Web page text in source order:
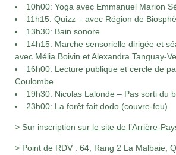
10h00: Yoga avec Emmanuel Marion
11h15: Quizz – avec Région de
13h30: Bain sonore
14h15: Marche sensorielle dirigée et
avec Mélia Boivin et Alexandra Tanguay-
16h00: Lecture publique et cercle de
Coulombe
19h30: Nicolas Lalonde – Pas sorti du
23h00: La forêt fait dodo (couvre-feu)
> Sur inscription sur le site de l’Arrière-
> Point de RDV : 64, Rang 2 La Malbaie,